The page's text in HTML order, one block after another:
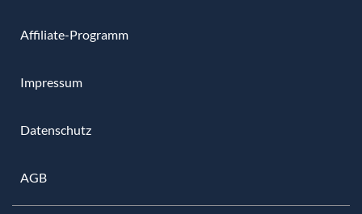
Affiliate-Programm
Impressum
Datenschutz
AGB